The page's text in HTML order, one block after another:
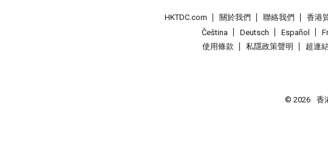
HKTDC.com 關於我們 聯絡我們 香港
Čeština
Deutsch Español
使用條款
私隱政策聲明 超連
© 2026 香